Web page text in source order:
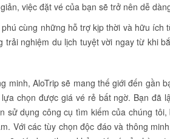
việc đặt vé của bạn sẽ trở nên dễ
cùng những hỗ trợ kịp thời và hữu ích
nghiệm du lịch tuyệt vời ngay từ khi
minh, AloTrip sẽ mang thế giới đến gần
chọn được giá vé rẻ bất ngờ. Bạn đã
sử dụng công cụ tìm kiếm của chúng
Với các tùy chọn độc đáo và thông